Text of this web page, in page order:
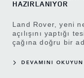
HAZIRLANIYOR
Land Rover, yeni
açılışını yaptığı
çağına doğru bir
DEVAMINI OKUYUN